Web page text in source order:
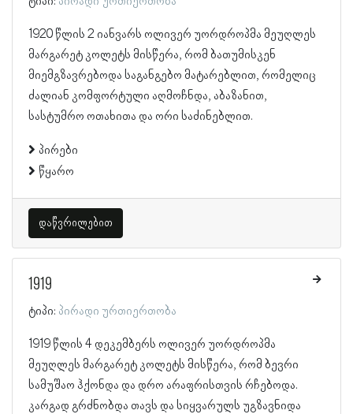
1920 წლის 2 იანვარს ოლივერ უორდროპმა მეუღლეს
მარგარეტ კოლეტს მისწერა, რომ ბათუმისკენ
მიემგზავრებოდა საგანგებო მატარებლით, რომელიც
ძალიან კომფორტული აღმოჩნდა, აბაზანით,
სასტუმრო ოთახითა და ორი საძინებლით.
პირები
წყარო
დაწვრილებით
1919
ტიპი: პირადი ურთიერთობა
1919 წლის 4 დეკემბერს ოლივერ უორდროპმა
მეუღლეს მარგარეტ კოლეტს მისწერა, რომ ბევრი
სამუშაო ჰქონდა და დრო არაფრისთვის რჩებოდა.
კარგად გრძნობდა თავს და სიყვარულს უგზავნიდა